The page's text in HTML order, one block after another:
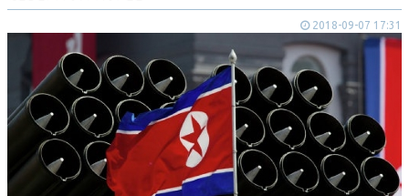
2018-09-07 17:31